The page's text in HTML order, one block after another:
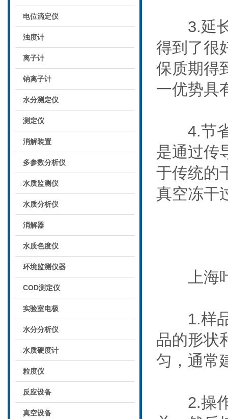
电位滴定仪
浊度计
离子计
钠离子计
水分测定仪
测定仪
消解装置
多参数分析仪
水质监测仪
水质分析仪
消解器
水质色度仪
环境监测仪器
COD测定仪
实验室电极
水分分析仪
水质硬度计
粒度仪
反应设备
真空设备
3.延长
得到了很
保质期得
一优势具
4.节省
是通过传
于传统的
真空冻干
上海叶
1.样品
品的形状
匀，通常
2.操作